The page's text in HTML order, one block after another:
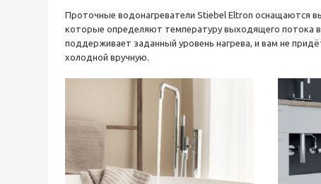
Проточные водонагреватели Stiebel Eltron оснащаются
которые определяют температуру выходящего потока
поддерживает заданный уровень нагрева, и вам не
холодной вручную.